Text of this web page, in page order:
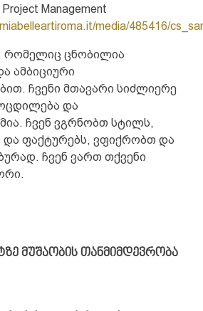
Management
media/485416/
რომელიც ცნობილია
ამბიციური
ჩვენი მთავარი სიძლიერე
და
ჩვენ ვგრნობთ სტილს,
და ფაქტურებს, ვფიქრობთ და
ჩვენ ვართ თქვენი
მუშაობის თანმიმდევრობა